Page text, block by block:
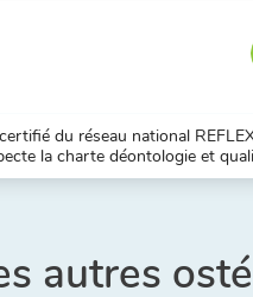
du réseau national
la charte déontologie et
autres